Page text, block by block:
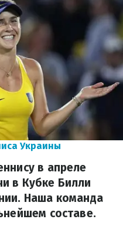
Украины
в апреле
в Кубке Билли
Наша команда
составе.